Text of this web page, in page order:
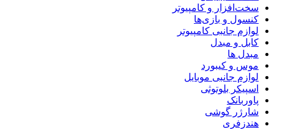
سخت‌افزار و کامپیوتر
کنسول و بازی‌ها
لوازم جانبی کامپیوتر
کابل و مبدل
مبدل ها
موس و کیبورد
لوازم جانبی موبایل
اسپیکر بلوتوثی
پاوربانک
شارژر گوشی
هندزفری